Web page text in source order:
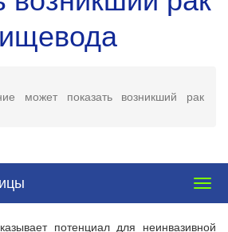
может показать возникший рак
потенциал для неинвазивной